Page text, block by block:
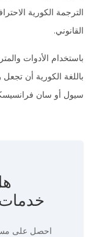
الترجمة الكورية
القانوني.
باستخدام الأدوات
باللغة الكورية أن
سيول أو سان
احصل على